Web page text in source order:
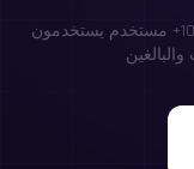
محبوب من 100,000+ مستخدم يستخدمون MathIt لبناء مهارات رياضية